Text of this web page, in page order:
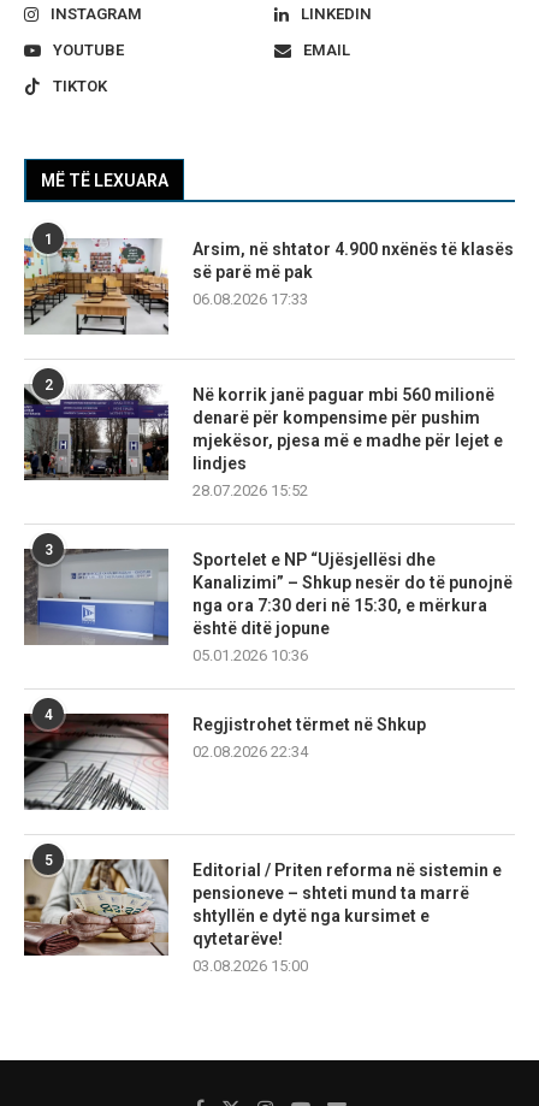
INSTAGRAM
LINKEDIN
YOUTUBE
EMAIL
TIKTOK
MË TË LEXUARA
1
Arsim, në shtator 4.900 nxënës të klasës
së parë më pak
06.08.2026 17:33
2
Në korrik janë paguar mbi 560 milionë
denarë për kompensime për pushim
mjekësor, pjesa më e madhe për lejet e
lindjes
28.07.2026 15:52
3
Sportelet e NP “Ujësjellësi dhe
Kanalizimi” – Shkup nesër do të punojnë
nga ora 7:30 deri në 15:30, e mërkura
është ditë jopune
05.01.2026 10:36
4
Regjistrohet tërmet në Shkup
02.08.2026 22:34
5
Editorial / Priten reforma në sistemin e
pensioneve – shteti mund ta marrë
shtyllën e dytë nga kursimet e
qytetarëve!
03.08.2026 15:00